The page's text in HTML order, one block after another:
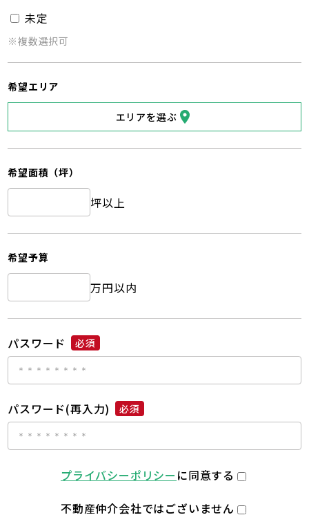
未定
※複数選択可
希望エリア
エリアを選ぶ
希望面積（坪）
坪以上
希望予算
万円以内
パスワード 必須
パスワード(再入力) 必須
プライバシーポリシー に同意する
不動産仲介会社ではございません